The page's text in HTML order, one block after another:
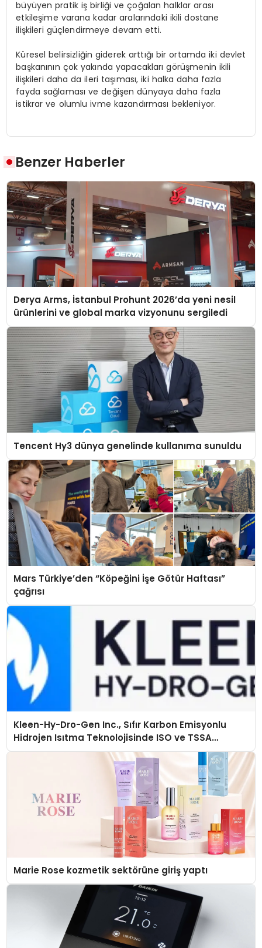
büyüyen pratik iş birliği ve çoğalan halklar arası
etkileşime varana kadar aralarındaki ikili dostane
ilişkileri güçlendirmeye devam etti.
Küresel belirsizliğin giderek arttığı bir ortamda iki devlet
başkanının çok yakında yapacakları görüşmenin ikili
ilişkileri daha da ileri taşıması, iki halka daha fazla
fayda sağlaması ve değişen dünyaya daha fazla
istikrar ve olumlu ivme kazandırması bekleniyor.
Benzer Haberler
Derya Arms, İstanbul Prohunt 2026’da yeni nesil
ürünlerini ve global marka vizyonunu sergiledi
Tencent Hy3 dünya genelinde kullanıma sunuldu
Mars Türkiye’den “Köpeğini İşe Götür Haftası”
çağrısı
Kleen-Hy-Dro-Gen Inc., Sıfır Karbon Emisyonlu
Hidrojen Isıtma Teknolojisinde ISO ve TSSA
Düzenleyici Onaylarını Aldı
Marie Rose kozmetik sektörüne giriş yaptı